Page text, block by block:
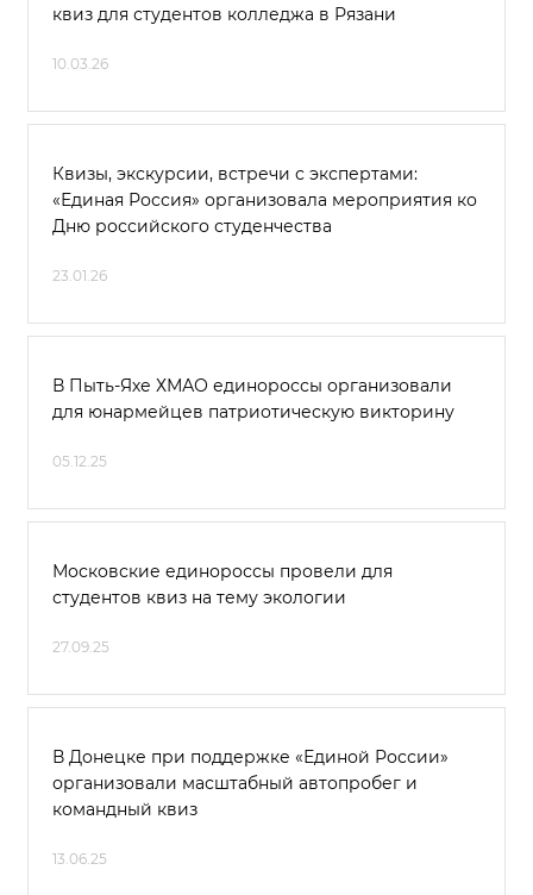
квиз для студентов колледжа в Рязани
10.03.26
Квизы, экскурсии, встречи с экспертами:
«Единая Россия» организовала мероприятия ко
Дню российского студенчества
23.01.26
В Пыть-Яхе ХМАО единороссы организовали
для юнармейцев патриотическую викторину
05.12.25
Московские единороссы провели для
студентов квиз на тему экологии
27.09.25
В Донецке при поддержке «Единой России»
организовали масштабный автопробег и
командный квиз
13.06.25